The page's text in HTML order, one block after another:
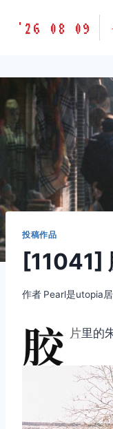
胶
味
LETSFILM
'26 08 09
投稿作品
[11041]
作者 Pearl是utopia
胶 片里的